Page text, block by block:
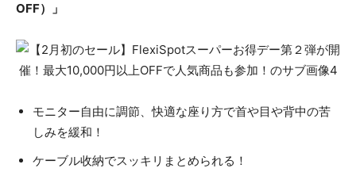
OFF）」
モニター自由に調節、快適な座り方で首や目や背中の苦
しみを緩和！
ケーブル收納でスッキリまとめられる！